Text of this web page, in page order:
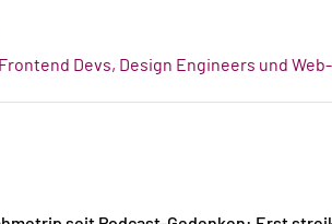
Devs, Design Engineers und